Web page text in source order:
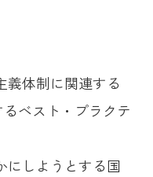
体制に関連する
ベスト・プラクテ
しようとする国